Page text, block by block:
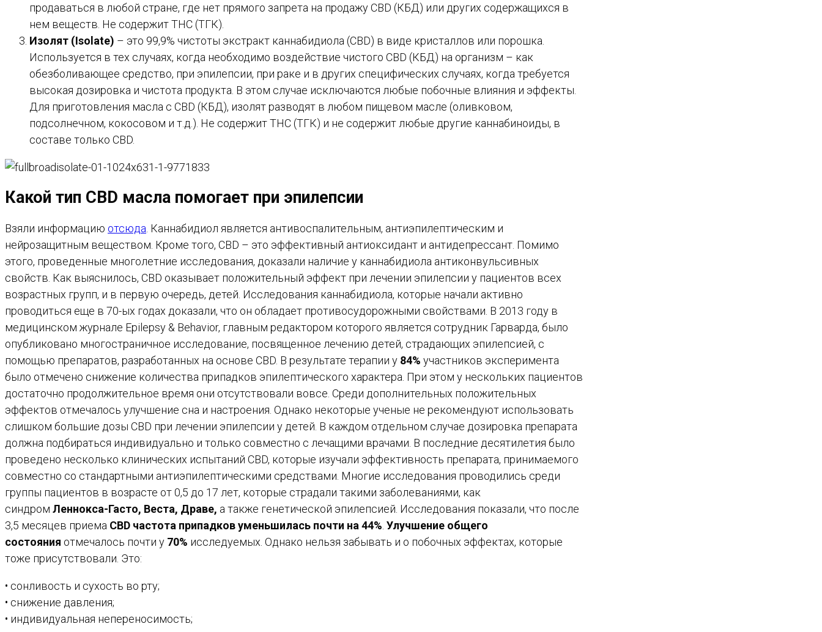
продаваться в любой стране, где нет прямого запрета на продажу CBD (КБД) или других содержащихся в
нем веществ. Не содержит THC (ТГК).
Изолят (Isolate) ­– это 99,9% чистоты экстракт каннабидиола (CBD) в виде кристаллов или порошка.
Используется в тех случаях, когда необходимо воздействие чистого CBD (КБД) на организм – как
обезболивающее средство, при эпилепсии, при раке и в других специфических случаях, когда требуется
высокая дозировка и чистота продукта. В этом случае исключаются любые побочные влияния и эффекты.
Для приготовления масла с CBD (КБД), изолят разводят в любом пищевом масле (оливковом,
подсолнечном, кокосовом и т.д.). Не содержит THC (ТГК) и не содержит любые другие каннабиноиды, в
составе только CBD.
Какой тип CBD масла помогает при эпилепсии
Взяли информацию отсюда. Каннабидиол является антивоспалительным, антиэпилептическим и
нейрозащитным веществом. Кроме того, CBD – это эффективный антиоксидант и антидепрессант. Помимо
этого, проведенные многолетние исследования, доказали наличие у каннабидиола антиконвульсивных
свойств. Как выяснилось, CBD оказывает положительный эффект при лечении эпилепсии у пациентов всех
возрастных групп, и в первую очередь, детей. Исследования каннабидиола, которые начали активно
проводиться еще в 70-ых годах доказали, что он обладает противосудорожными свойствами. В 2013 году в
медицинском журнале Epilepsy & Behavior, главным редактором которого является сотрудник Гарварда, было
опубликовано многостраничное исследование, посвященное лечению детей, страдающих эпилепсией, с
помощью препаратов, разработанных на основе CBD. В результате терапии у 84% участников эксперимента
было отмечено снижение количества припадков эпилептического характера. При этом у нескольких пациентов
достаточно продолжительное время они отсутствовали вовсе. Среди дополнительных положительных
эффектов отмечалось улучшение сна и настроения. Однако некоторые ученые не рекомендуют использовать
слишком большие дозы CBD при лечении эпилепсии у детей. В каждом отдельном случае дозировка препарата
должна подбираться индивидуально и только совместно с лечащими врачами. В последние десятилетия было
проведено несколько клинических испытаний CBD, которые изучали эффективность препарата, принимаемого
совместно со стандартными антиэпилептическими средствами. Многие исследования проводились среди
группы пациентов в возрасте от 0,5 до 17 лет, которые страдали такими заболеваниями, как
синдром Леннокса-Гасто, Веста, Драве, а также генетической эпилепсией. Исследования показали, что после
3,5 месяцев приема CBD частота припадков уменьшилась почти на 44%. Улучшение общего
состояния отмечалось почти у 70% исследуемых. Однако нельзя забывать и о побочных эффектах, которые
тоже присутствовали. Это:
• сонливость и сухость во рту;
• снижение давления;
• индивидуальная непереносимость;